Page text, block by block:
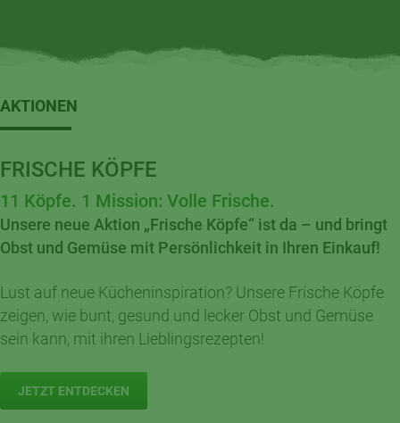
AKTIONEN
FRISCHE KÖPFE
11 Köpfe. 1 Mission: Volle Frische.
Unsere neue Aktion „Frische Köpfe“ ist da – und bringt
Obst und Gemüse mit Persönlichkeit in Ihren Einkauf!
Lust auf neue Kücheninspiration? Unsere Frische Köpfe
zeigen, wie bunt, gesund und lecker Obst und Gemüse
sein kann, mit ihren Lieblingsrezepten!
JETZT ENTDECKEN